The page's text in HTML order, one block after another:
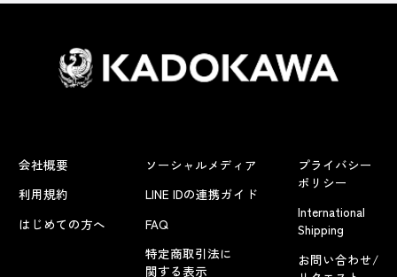
会社概要
利用規約
はじめての方へ
ソーシャルメディア
LINE IDの連携ガイド
FAQ
特定商取引法に
関する表示
プライバシー
ポリシー
International
Shipping
お問い合わせ/